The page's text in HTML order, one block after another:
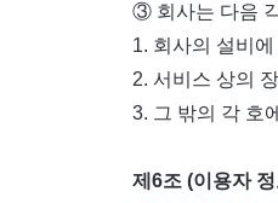
③ 회사는 다음
1. 회사의 설비
2. 서비스 상의
3. 그 밖의 각 호
제6조 (이용자